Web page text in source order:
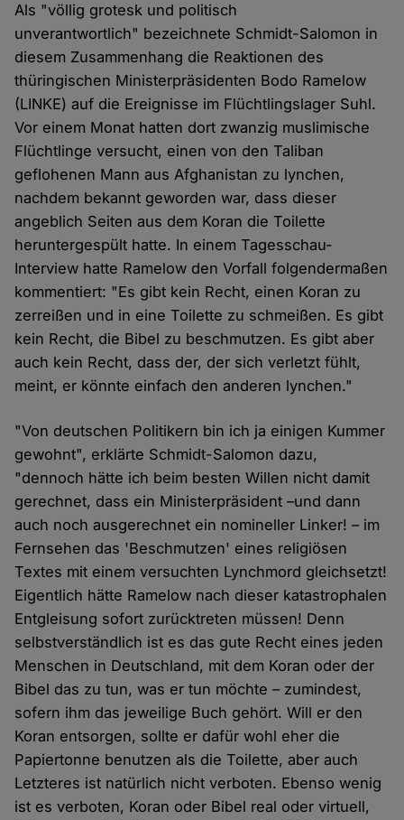
Als "völlig grotesk und politisch
unverantwortlich" bezeichnete Schmidt-Salomon in
diesem Zusammenhang die Reaktionen des
thüringischen Ministerpräsidenten Bodo Ramelow
(LINKE) auf die Ereignisse im Flüchtlingslager Suhl.
Vor einem Monat hatten dort zwanzig muslimische
Flüchtlinge versucht, einen von den Taliban
geflohenen Mann aus Afghanistan zu lynchen,
nachdem bekannt geworden war, dass dieser
angeblich Seiten aus dem Koran die Toilette
heruntergespült hatte. In einem Tagesschau-
Interview hatte Ramelow den Vorfall folgendermaßen
kommentiert: "Es gibt kein Recht, einen Koran zu
zerreißen und in eine Toilette zu schmeißen. Es gibt
kein Recht, die Bibel zu beschmutzen. Es gibt aber
auch kein Recht, dass der, der sich verletzt fühlt,
meint, er könnte einfach den anderen lynchen."
"Von deutschen Politikern bin ich ja einigen Kummer
gewohnt", erklärte Schmidt-Salomon dazu,
"dennoch hätte ich beim besten Willen nicht damit
gerechnet, dass ein Ministerpräsident –und dann
auch noch ausgerechnet ein nomineller Linker! – im
Fernsehen das 'Beschmutzen' eines religiösen
Textes mit einem versuchten Lynchmord gleichsetzt!
Eigentlich hätte Ramelow nach dieser katastrophalen
Entgleisung sofort zurücktreten müssen! Denn
selbstverständlich ist es das gute Recht eines jeden
Menschen in Deutschland, mit dem Koran oder der
Bibel das zu tun, was er tun möchte – zumindest,
sofern ihm das jeweilige Buch gehört. Will er den
Koran entsorgen, sollte er dafür wohl eher die
Papiertonne benutzen als die Toilette, aber auch
Letzteres ist natürlich nicht verboten. Ebenso wenig
ist es verboten, Koran oder Bibel real oder virtuell,